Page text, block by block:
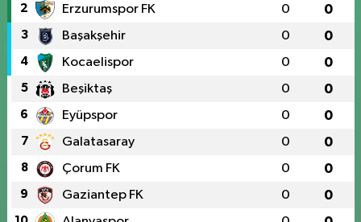
2 Erzurumspor FK 0 0
3 Başakşehir 0 0
4 Kocaelispor 0 0
5 Beşiktaş 0 0
6 Eyüpspor 0 0
7 Galatasaray 0 0
8 Çorum FK 0 0
9 Gaziantep FK 0 0